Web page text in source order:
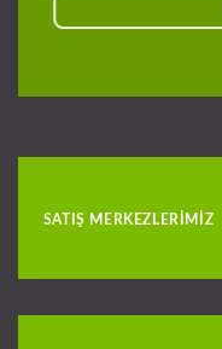
SATIŞ MERKEZLERIMIZ